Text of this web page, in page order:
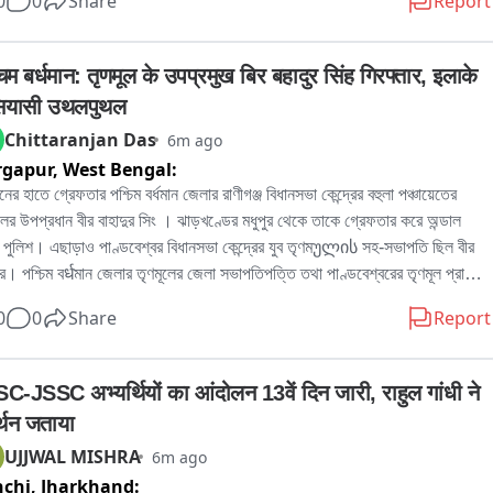
লিখিত অভিযোগ জমা দেওয়ার পাশাপাশি প্রশাসনের হস্তক্ষেপের দাবি জানিয়েছেন
বিজেপি কর্মী রোহিত দে জানান, এলাকাবাসীর অভিযোগের ভিত্তিতেই তাঁরা পুরসভায়
জমা দিয়েছেন। তাঁর দাবি, নির্মাণসামগ্রী মাসের পর মাস রাস্তার উপর পড়ে থাকায়
কার্যত সরু হয়ে গিয়েছে। বর্ষাকালে বালি ও অন্যান্য সামগ্রী নিকাশি ব্যবস্থা আটকে
ফলে জল জমার সমস্যাও বাড়ছে। রাতের অন্ধকারে ভারী ডাম্পার ও লরিতে মালপত্র
ফলে রাস্তারও ক্ষতি হচ্ছে বলে অভিযোগ করেন তিনি। প্রশাসনের তরফে প্রয়োজনীয়
নেওয়ার দাবি জানিয়ে তিনি বলেন, আইনি পথেই এই সমস্যার সমাধান চান তাঁরা。
আর এক বিজেপি কর্মী অভিজিৎ বিশ্বাসের অভিযোগ, দীর্ঘদিন ধরে এই পরিস্থিতি
কোনও কার্যকর পদক্ষেপ নেওয়া হয়নি। তাঁর দাবি, নির্মাণস্থলে বড় বড় কাঠের বোর্ড ও
ছড়িয়ে থাকায় শিশু-সহ পথচলতি মানুষের আহত হওয়ার আশঙ্কা রয়েছে। নিত্যদিন
চলেছে। বর্তমান প্রশাসনের কাছে দ্রুত ব্যবস্থা নিয়ে রাস্তা দখলমুক্ত ও নিরাপদ করার
দাবি, রাস্তা থেকে অবিলম্বে নির্মাণসামগ্রী সরিয়ে স্বাভাবিক যান চলাচল নিশ্চিত করতে
ভবিষ্যতে যাতে জনসাধারণের ভোগান্তি না হয়, সে বিষয়ে প্রশাসনকে কড়া নজরদারি
হবে。
পুর নগরোন্নয় দপ্তররে মন্ত্রী অগ্নিমিত্রা পাল দিয়েছেন নির্মান সামগ্রি রাস্তায় ফেলে
बर्धमान: तृणमूल के उपप्रमुख बिर बहादुर सिंह गिरफ्तार, इलाके
उथलपुथल
Chittaranjan Das 6m ago
West Bengal:
হাতে গ্রেফতার পশ্চিম বর্ধমান জেলার রাণীগঞ্জ বিধানসভা কেন্দ্রের বহুলা পঞ্চায়েতের
উপপ্রধান বীর বাহাদুর সিং । ঝাড়খণ্ডের মধুপুর থেকে তাকে গ্রেফতার করে অন্ডাল
পুলিশ। এছাড়াও পাণ্ডবেশ্বর বিধানসভা কেন্দ্রের যুব তৃণমულის সহ-সভাপতি ছিল বীর
পশ্চিম বर्धমান জেলার তৃণমূলের জেলা সভাপতিপত্তি তথা পাণ্ডবেশ্বরের তৃণমূল প্রার্থী
অভিযোগে গ্রেফতার এই বীর বাহাদুর。
0 Share Report
JSSC अभ्यर्थियों का आंदोलन 13वें दिन जारी, राहुल गांधी ने
जताया
UJJWAL MISHRA 6m ago
Jharkhand: